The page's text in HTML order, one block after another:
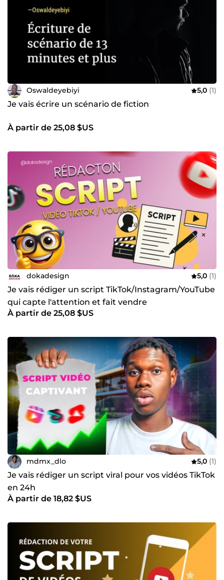
Oswaldeyebiyi 5,0 (1)
Je vais écrire un scénario de fiction
À partir de 25,08 $US
dokadesign 5,0 (1)
Je vais rédiger un script TikTok/Instagram/YouTube
qui capte l'attention et fait vendre
À partir de 25,08 $US
mdmx_dlo 5,0 (1)
Je vais rédiger un script viral pour vos vidéos TikTok
en 24h
À partir de 18,82 $US